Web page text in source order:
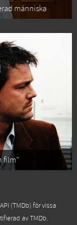
människa
film”
(TMDb) för vissa
av TMDb.